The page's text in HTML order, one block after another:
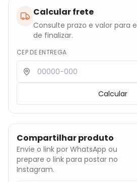
Calcular frete
Consulte prazo e valor para
de finalizar.
CEP DE ENTREGA
Calcular
Compartilhar produto
Envie o link por WhatsApp ou
prepare o link para postar no
Instagram.